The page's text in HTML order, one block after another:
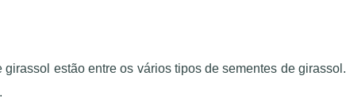
estão entre os vários tipos de sementes de girassol.